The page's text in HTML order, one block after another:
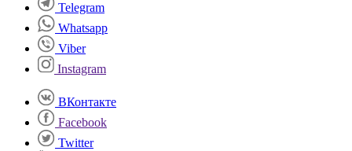
Telegram
Whatsapp
Viber
Instagram
ВКонтакте
Facebook
Twitter